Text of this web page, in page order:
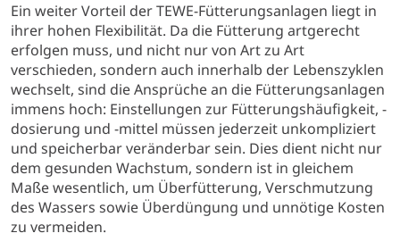
Ein weiter Vorteil der TEWE-Fütterungsanlagen liegt in
ihrer hohen Flexibilität. Da die Fütterung artgerecht
erfolgen muss, und nicht nur von Art zu Art
verschieden, sondern auch innerhalb der Lebenszyklen
wechselt, sind die Ansprüche an die Fütterungsanlagen
immens hoch: Einstellungen zur Fütterungshäufigkeit, -
dosierung und -mittel müssen jederzeit unkompliziert
und speicherbar veränderbar sein. Dies dient nicht nur
dem gesunden Wachstum, sondern ist in gleichem
Maße wesentlich, um Überfütterung, Verschmutzung
des Wassers sowie Überdüngung und unnötige Kosten
zu vermeiden.